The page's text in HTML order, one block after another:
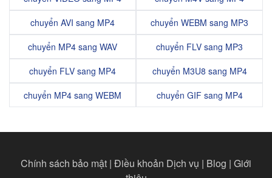
chuyển AVI sang MP4
chuyển MP4 sang WAV
chuyển FLV sang MP4
chuyển MP4 sang WEBM
chuyển WEBM sang MP3
chuyển FLV sang MP3
chuyển M3U8 sang MP4
chuyển GIF sang MP4
Chính sách bảo mật | Điều khoản Dịch vụ | Blog | Giới